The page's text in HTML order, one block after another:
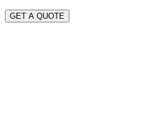
GET A QUOTE